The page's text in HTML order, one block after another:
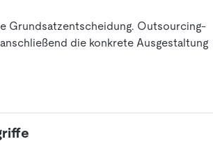
Grundsatzentscheidung. Outsourcing-
die konkrete Ausgestaltung